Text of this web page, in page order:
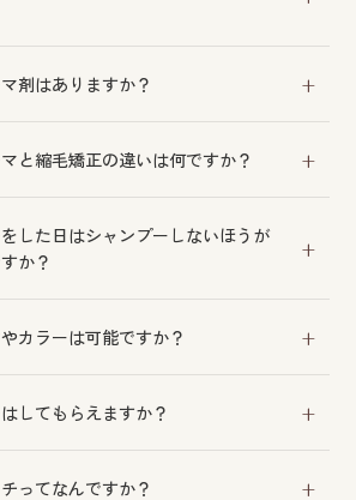
パーマの際に色落ちする可能性がご
剤はありますか？
がら施術できるメニューもございま
と縮毛矯正の違いは何ですか？
すには縮毛矯正が必要です。
した日はシャンプーしないほうが
か？
デリケートな髪を優しく洗っていた
ャンプーも可能です。
カラーは可能ですか？
います。事前に必ずご相談くださ
ほどはホルモンバランスが安定する
してもらえますか？
ってなんですか？